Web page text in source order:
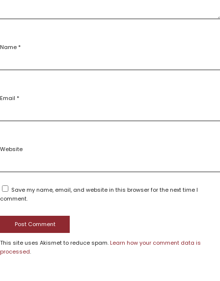
Name*
Email *
Website
Save my name, email, and website in this browser for the next time I
comment.
This site uses Akismet to reduce spam. Learn how your comment data is
processed.